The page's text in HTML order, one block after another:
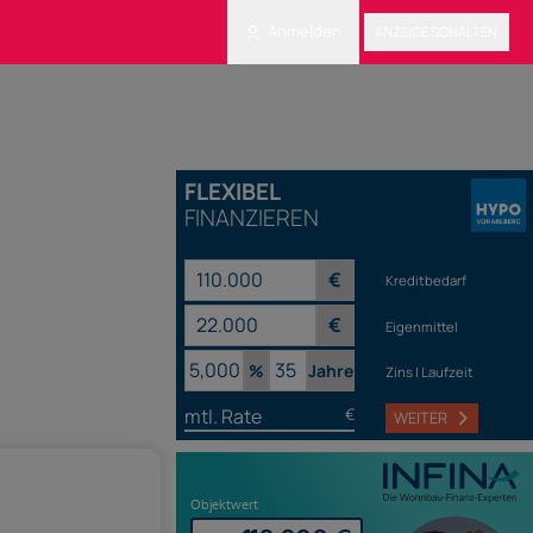
FLEXIBEL
FINANZIEREN
€ Kreditbedarf
€ Eigenmittel
% Jahre Zins | Laufzeit
mtl. Rate € WEITER